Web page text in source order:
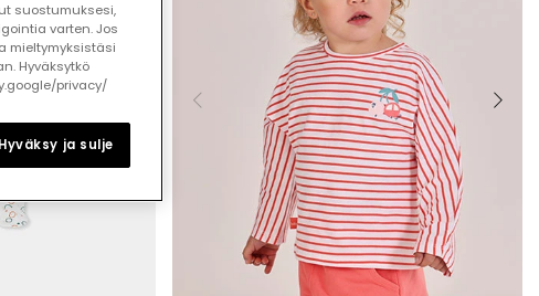
suostumuksesi,
varten. Jos
mieltymyksistäsi
Hyväksytkö
privacy/
Hyväksy ja sulje